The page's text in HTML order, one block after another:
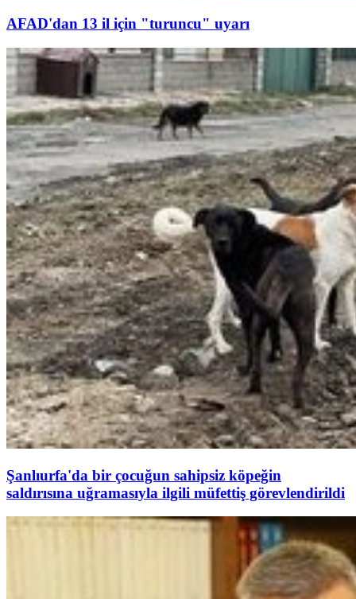
AFAD'dan 13 il için "turuncu" uyarı
Şanlıurfa'da bir çocuğun sahipsiz köpeğin
saldırısına uğramasıyla ilgili müfettiş görevlendirildi